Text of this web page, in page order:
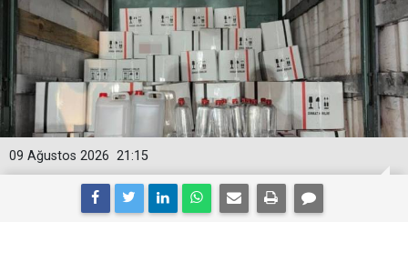
21:15
09 Ağustos 2026